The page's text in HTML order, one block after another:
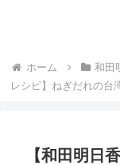
ホーム 和田
レシピ】ねぎだれの台
【和田明日